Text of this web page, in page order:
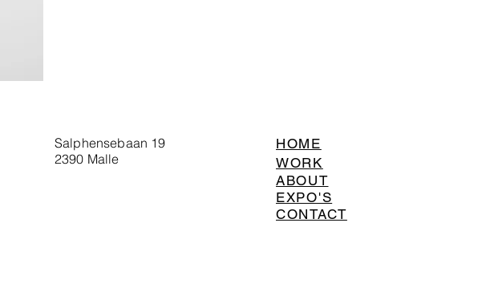
Salphensebaan 19
2390 Malle
HOME
WORK
ABOUT
EXPO'S
CONTACT